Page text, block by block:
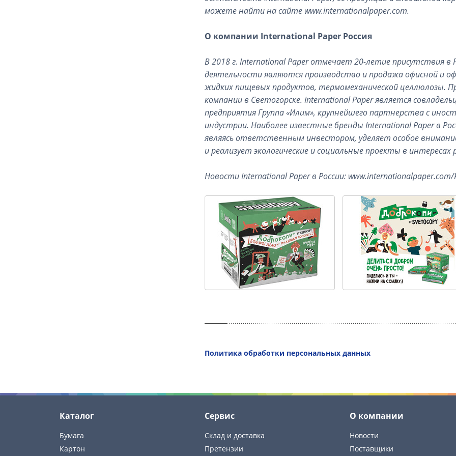
можете найти на сайте www.internationalpaper.com.
О компании International Paper Россия
В 2018 г. International Paper отмечает 20-летие присутствия в
деятельности являются производство и продажа офисной и
жидких пищевых продуктов, термомеханической целлюлозы.
компании в Светогорске. International Paper является
предприятия Группа «Илим», крупнейшего партнерства с
индустрии. Наиболее известные бренды International Paper в
являясь ответственным инвестором, уделяет особое
и реализует экологические и социальные проекты в интересах
Новости International Paper в России: www.internationalpaper.com/
Политика обработки персональных данных
Каталог
Бумага
Картон
Сервис
Склад и доставка
Претензии
О компании
Новости
Поставщики